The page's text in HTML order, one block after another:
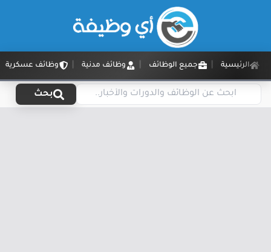
الرئيسية جميع الوظائف وظائف مدنية وظائف عسكرية
بحث